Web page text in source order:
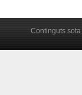
Continguts sota